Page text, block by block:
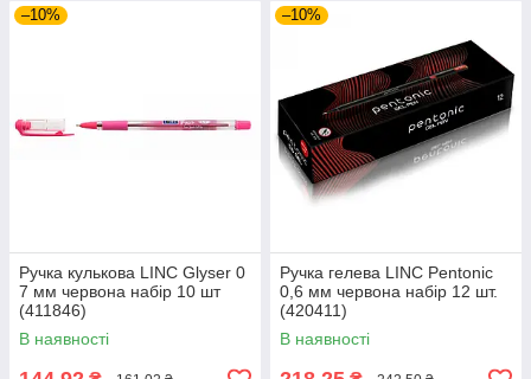
–10%
Ручка кулькова LINC Glyser 0
7 мм червона набір 10 шт
(411846)
В наявності
–10%
Ручка гелева LINC Pentonic
0,6 мм червона набір 12 шт.
(420411)
В наявності